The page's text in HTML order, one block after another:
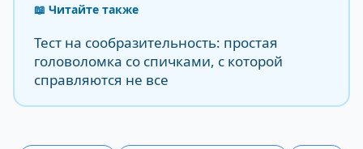
📖 Читайте также
Тест на сообразительность: простая
головоломка со спичками, с которой
справляются не все